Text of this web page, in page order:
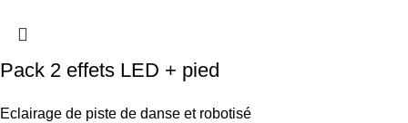
Pack 2 effets LED + pied
Eclairage de piste de danse et robotisé